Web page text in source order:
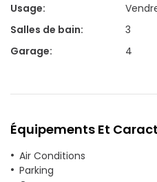
Usage:
Salles de bain:
3
Garage: 4
Équipements Et
Air Conditions
Parking